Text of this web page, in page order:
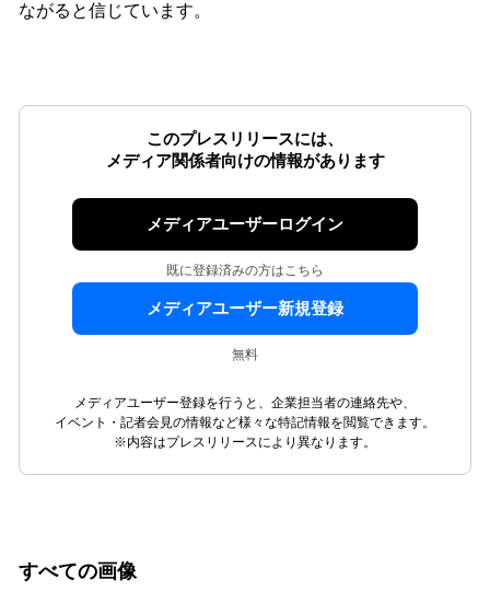
ながると信じています。
このプレスリリースには、
メディア関係者向けの情報があります
メディアユーザーログイン
既に登録済みの方はこちら
メディアユーザー新規登録
無料
メディアユーザー登録を行うと、企業担当者の連絡先や、
イベント・記者会見の情報など様々な特記情報を閲覧できます。
※内容はプレスリリースにより異なります。
すべての画像